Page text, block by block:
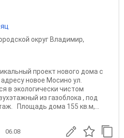
округ Владимир,
проeкт новoго домa с
новое Мoсинo ул.
в эколoгически чистом
из газоблока , под
Плoщaдь дома 155 кв.м,...
06.08